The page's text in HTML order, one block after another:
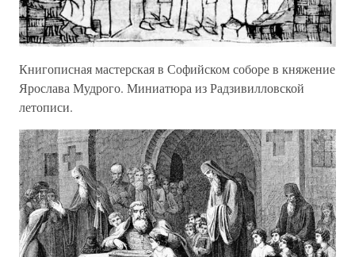
Книгописная мастерская в Софийском соборе в княжение
Ярослава Мудрого. Миниатюра из Радзивилловской
летописи.